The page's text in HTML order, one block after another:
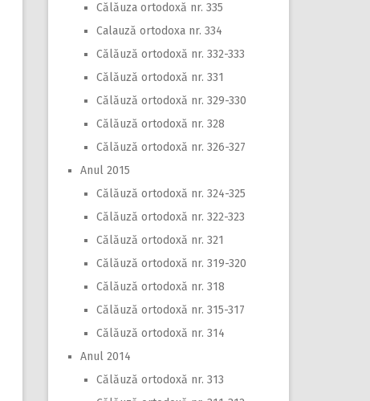
Călăuza ortodoxă nr. 335
Calauză ortodoxa nr. 334
Călăuză ortodoxă nr. 332-333
Călăuză ortodoxă nr. 331
Călăuză ortodoxă nr. 329-330
Călăuză ortodoxă nr. 328
Călăuză ortodoxă nr. 326-327
Anul 2015
Călăuză ortodoxă nr. 324-325
Călăuză ortodoxă nr. 322-323
Călăuză ortodoxă nr. 321
Călăuză ortodoxă nr. 319-320
Călăuză ortodoxă nr. 318
Călăuză ortodoxă nr. 315-317
Călăuză ortodoxă nr. 314
Anul 2014
Călăuză ortodoxă nr. 313